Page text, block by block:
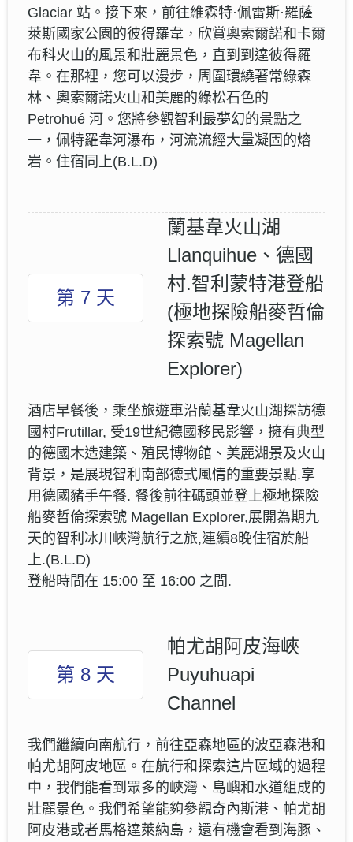
Glaciar 站。接下來，前往維森特·佩雷斯·羅薩
萊斯國家公園的彼得羅韋，欣賞奧索爾諾和卡爾
布科火山的風景和壯麗景色，直到到達彼得羅
韋。在那裡，您可以漫步，周圍環繞著常綠森
林、奧索爾諾火山和美麗的綠松石色的
Petrohué 河。您將參觀智利最夢幻的景點之
一，佩特羅韋河瀑布，河流流經大量凝固的熔
岩。住宿同上(B.L.D)
第 7 天
蘭基韋火山湖
Llanquihue、德國
村.智利蒙特港登船
(極地探險船麥哲倫
探索號 Magellan
Explorer)
酒店早餐後，乘坐旅遊車沿蘭基韋火山湖探訪德
國村Frutillar, 受19世紀德國移民影響，擁有典型
的德國木造建築、殖民博物館、美麗湖景及火山
背景，是展現智利南部德式風情的重要景點.享
用德國豬手午餐. 餐後前往碼頭並登上極地探險
船麥哲倫探索號 Magellan Explorer,展開為期九
天的智利冰川峽灣航行之旅,連續8晚住宿於船
上.(B.L.D)
登船時間在 15:00 至 16:00 之間.
第 8 天
帕尤胡阿皮海峽
Puyuhuapi
Channel
我們繼續向南航行，前往亞森地區的波亞森港和
帕尤胡阿皮地區。在航行和探索這片區域的過程
中，我們能看到眾多的峽灣、島嶼和水道組成的
壯麗景色。我們希望能夠參觀奇內斯港、帕尤胡
阿皮港或者馬格達萊納島，還有機會看到海豚、